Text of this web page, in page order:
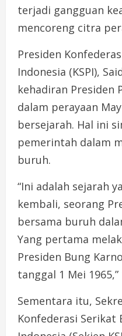
terjadi gangguan
mencoreng citra
Presiden
Indonesia (KSPI),
kehadiran Presiden
dalam perayaan
bersejarah. Hal ini
pemerintah dalam
buruh.
“Ini adalah sejarah
kembali, seorang
bersama buruh
Yang pertama
Presiden Bung
tanggal 1 Mei
Sementara itu,
Konfederasi Serikat